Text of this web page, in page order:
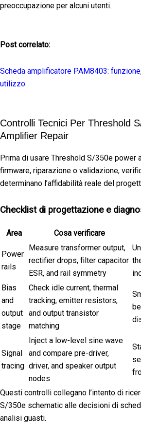
preoccupazione per alcuni utenti.
Post correlato:
Scheda amplificatore PAM8403:
utilizzo
Controlli Tecnici Per Threshold
Amplifier Repair
Prima di usare Threshold S/350e power
firmware, riparazione o validazione,
determinano l’affidabilità reale del
Checklist di progettazione e
Area Cosa verificare
Power
rails
Measure transformer output,
rectifier drops, filter capacitor
ESR, and rail symmetry
Bias
and
output
stage
Check idle current, thermal
tracking, emitter resistors,
and output transistor
matching
Signal
tracing
Inject a low-level sine wave
and compare pre-driver,
driver, and speaker output
nodes
Questi controlli collegano l’intento di
S/350e schematic alle decisioni di
analisi guasti.